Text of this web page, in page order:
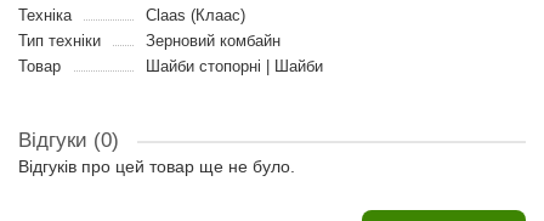
Техніка
Claas (Клаас)
Тип техніки
Зерновий комбайн
Товар
Шайби стопорні | Шайби
Відгуки (0)
Відгуків про цей товар ще не було.